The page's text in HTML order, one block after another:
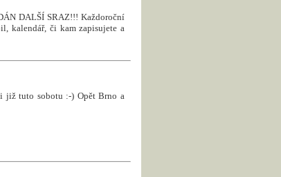
DALŠÍ SRAZ!!! Každoroční
kalendář, či kam zapisujete a
již tuto sobotu :-) Opět Brno a